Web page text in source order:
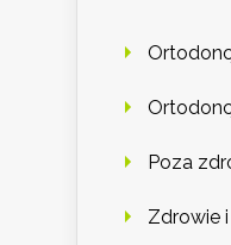
Poza
Zdrowie